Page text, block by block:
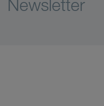
Newsletter